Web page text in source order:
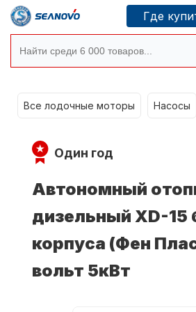
Где
Новосибирск
Где купить
Сервисные центры
Моторы SEANOVO
Все лодочные моторы Насосы
Один год
Автономный
дизельный XD-15
корпуса (Фен
вольт 5кВт